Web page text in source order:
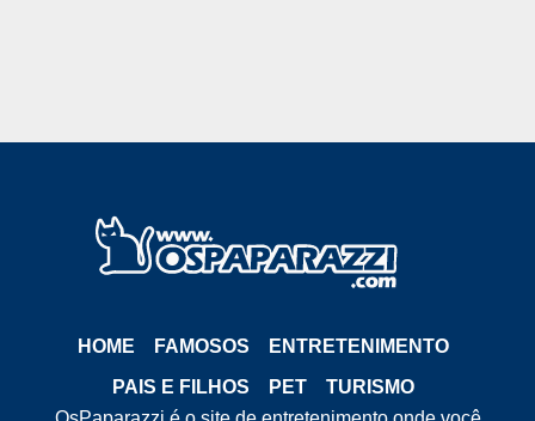
HOME FAMOSOS
ENTRETENIMENTO
PAIS E FILHOS
PET
TURISMO